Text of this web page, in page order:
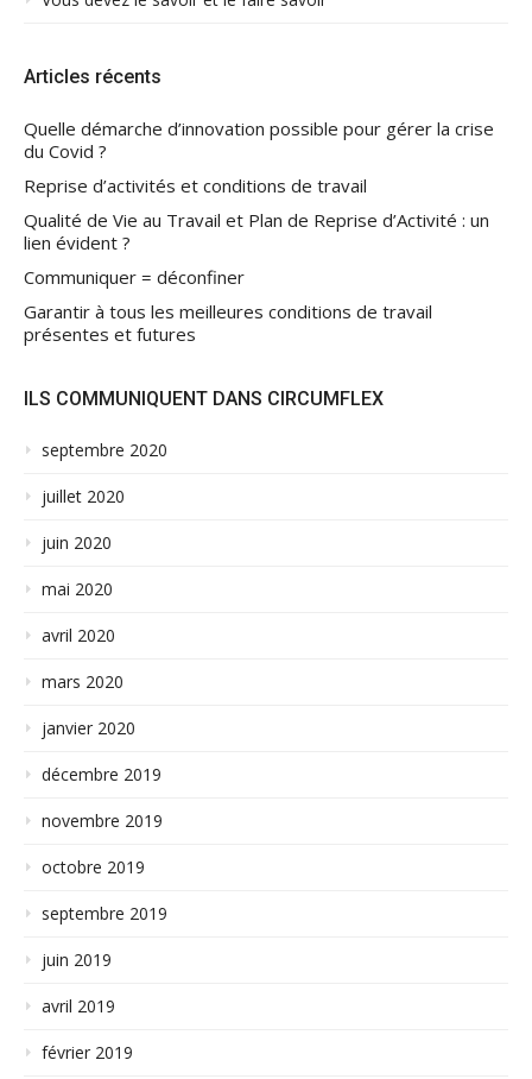
Articles récents
Quelle démarche d’innovation possible pour gérer la crise
du Covid ?
Reprise d’activités et conditions de travail
Qualité de Vie au Travail et Plan de Reprise d’Activité : un
lien évident ?
Communiquer = déconfiner
Garantir à tous les meilleures conditions de travail
présentes et futures
ILS COMMUNIQUENT DANS CIRCUMFLEX
septembre 2020
juillet 2020
juin 2020
mai 2020
avril 2020
mars 2020
janvier 2020
décembre 2019
novembre 2019
octobre 2019
septembre 2019
juin 2019
avril 2019
février 2019